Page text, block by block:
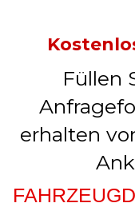
Füllen
erhalten